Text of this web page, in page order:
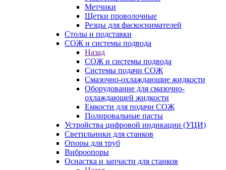
Метчики
Щетки проволочные
Резцы для фаскоснимателей
Столы и подставки
СОЖ и системы подвода
Назад
СОЖ и системы подвода
Системы подачи СОЖ
Смазочно-охлаждающие жидкости
Оборудование для смазочно-
охлаждающей жидкости
Емкости для подачи СОЖ
Полировальные пасты
Устройства цифровой индикации (УЦИ)
Светильники для станков
Опоры для труб
Виброопоры
Оснастка и запчасти для станков